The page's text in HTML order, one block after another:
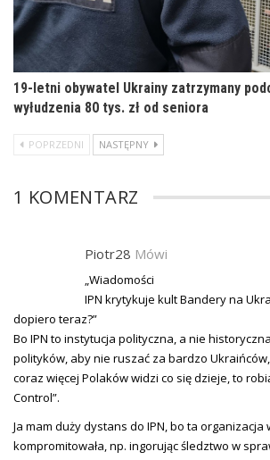
19-letni obywatel Ukrainy zatrzymany
wyłudzenia 80 tys. zł od seniora
POPRZEDNI NASTĘPNY
1 KOMENTARZ
Piotr28 Mówi
„Wiadomości
IPN krytykuje kult Bandery na
dopiero teraz?”
Bo IPN to instytucja polityczna, a nie
polityków, aby nie ruszać za bardzo
coraz więcej Polaków widzi co się dzieje, to
Control”.
Ja mam duży dystans do IPN, bo ta organizacja
kompromitowała, np. ingorując śledztwo w